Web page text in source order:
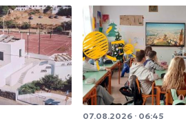
07.08.2026 · 06:45